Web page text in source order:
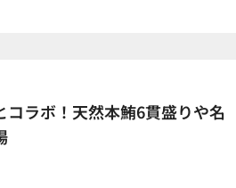
コラボ！天然本鮪6貫盛りや名